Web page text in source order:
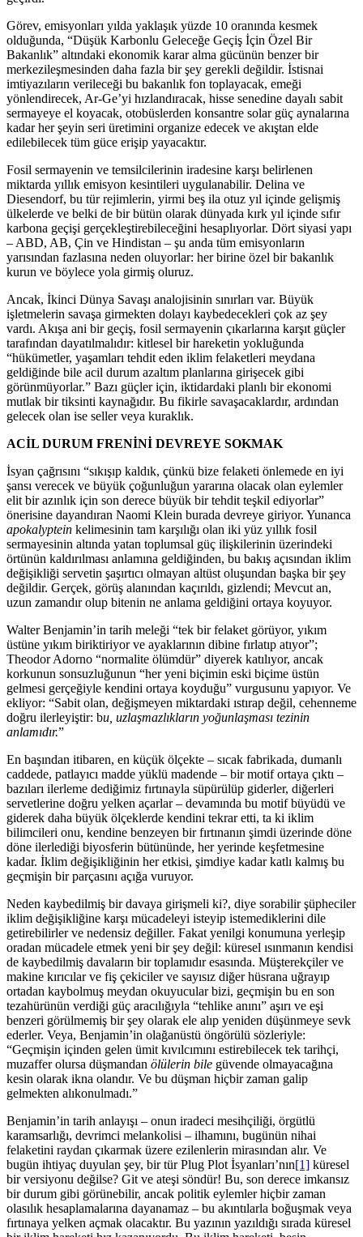
Görev, emisyonları yılda yaklaşık yüzde 10 oranında kesmek
olduğunda, “Düşük Karbonlu Geleceğe Geçiş İçin Özel Bir
Bakanlık” altındaki ekonomik karar alma gücünün benzer bir
merkezileşmesinden daha fazla bir şey gerekli değildir. İstisnai
imtiyazıların verileceği bu bakanlık fon toplayacak, emeği
yönlendirecek, Ar-Ge’yi hızlandıracak, hisse senedine dayalı sabit
sermayeye el koyacak, otobüslerden konsantre solar güç aynalarına
kadar her şeyin seri üretimini organize edecek ve akıştan elde
edilebilecek tüm güce erişip yayacaktır.
Fosil sermayenin ve temsilcilerinin iradesine karşı belirlenen
miktarda yıllık emisyon kesintileri uygulanabilir. Delina ve
Diesendorf, bu tür rejimlerin, yirmi beş ila otuz yıl içinde gelişmiş
ülkelerde ve belki de bir bütün olarak dünyada kırk yıl içinde sıfır
karbona geçişi gerçekleştirebileceğini hesaplıyorlar. Dört siyasi yapı
– ABD, AB, Çin ve Hindistan – şu anda tüm emisyonların
yarısından fazlasına neden oluyorlar: her birine özel bir bakanlık
kurun ve böylece yola girmiş oluruz.
Ancak, İkinci Dünya Savaşı analojisinin sınırları var. Büyük
işletmelerin savaşa girmekten dolayı kaybedecekleri çok az şey
vardı. Akışa ani bir geçiş, fosil sermayenin çıkarlarına karşıt güçler
tarafından dayatılmalıdır: kitlesel bir hareketin yokluğunda
“hükümetler, yaşamları tehdit eden iklim felaketleri meydana
geldiğinde bile acil durum azaltım planlarına girişecek gibi
görünmüyorlar.” Bazı güçler için, iktidardaki planlı bir ekonomi
mutlak bir tiksinti kaynağıdır. Bu fikirle savaşacaklardır, ardından
gelecek olan ise seller veya kuraklık.
ACİL DURUM FRENİNİ DEVREYE SOKMAK
İsyan çağrısını “sıkışıp kaldık, çünkü bize felaketi önlemede en iyi
şansı verecek ve büyük çoğunluğun yararına olacak olan eylemler
elit bir azınlık için son derece büyük bir tehdit teşkil ediyorlar”
önerisine dayandıran Naomi Klein burada devreye giriyor. Yunanca
apokalyptein kelimesinin tam karşılığı olan iki yüz yıllık fosil
sermayesinin altında yatan toplumsal güç ilişkilerinin üzerindeki
örtünün kaldırılması anlamına geldiğinden, bu bakış açısından iklim
değişikliği servetin şaşırtıcı olmayan altüst oluşundan başka bir şey
değildir. Gerçek, görüş alanından kaçırıldı, gizlendi; Mevcut an,
uzun zamandır olup bitenin ne anlama geldiğini ortaya koyuyor.
Walter Benjamin’in tarih meleği “tek bir felaket görüyor, yıkım
üstüne yıkım biriktiriyor ve ayaklarının dibine fırlatıp atıyor”;
Theodor Adorno “normalite ölümdür” diyerek katılıyor, ancak
korkunun sonsuzluğunun “her yeni biçimin eski biçime üstün
gelmesi gerçeğiyle kendini ortaya koyduğu” vurgusunu yapıyor. Ve
ekliyor: “Sabit olan, değişmeyen miktardaki ıstırap değil, cehenneme
doğru ilerleyiştir: bu, uzlaşmazlıkların yoğunlaşması tezinin
anlamıdır.”
En başından itibaren, en küçük ölçekte – sıcak fabrikada, dumanlı
caddede, patlayıcı madde yüklü madende – bir motif ortaya çıktı –
bazıları ilerleme dediğimiz fırtınayla süpürülüp giderler, diğerleri
servetlerine doğru yelken açarlar – devamında bu motif büyüdü ve
giderek daha büyük ölçeklerde kendini tekrar etti, ta ki iklim
bilimcileri onu, kendine benzeyen bir fırtınanın şimdi üzerinde döne
döne ilerlediği biyosferin bütününde, her yerinde keşfetmesine
kadar. İklim değişikliğinin her etkisi, şimdiye kadar katlı kalmış bu
geçmişin bir parçasını açığa vuruyor.
Neden kaybedilmiş bir davaya girişmeli ki?, diye sorabilir şüpheciler
iklim değişikliğine karşı mücadeleyi isteyip istemediklerini dile
getirebilirler ve nedensiz değiller. Fakat yenilgi konumuna yerleşip
oradan mücadele etmek yeni bir şey değil: küresel ısınmanın kendisi
de kaybedilmiş davaların bir toplamıdır esasında. Müşterekçiler ve
makine kırıcılar ve fiş çekiciler ve sayısız diğer hüsrana uğrayıp
ortadan kaybolmuş meydan okuyucular bizi, geçmişin bu en son
tezahürünün verdiği güç aracılığıyla “tehlike anını” aşırı ve eşi
benzeri görülmemiş bir şey olarak ele alıp yeniden düşünmeye sevk
ederler. Veya, Benjamin’in olağanüstü öngörülü sözleriyle:
“Geçmişin içinden gelen ümit kıvılcımını estirebilecek tek tarihçi,
muzaffer olursa düşmandan ölülerin bile güvende olmayacağına
kesin olarak ikna olandır. Ve bu düşman hiçbir zaman galip
gelmekten alıkonulmadı.”
Benjamin’in tarih anlayışı – onun iradeci mesihçiliği, örgütlü
karamsarlığı, devrimci melankolisi – ilhamını, bugünün nihai
felaketini raydan çıkarmak üzere ezilenlerin mirasından alır. Ve
bugün ihtiyaç duyulan şey, bir tür Plug Plot İsyanları’nın[1] küresel
bir versiyonu değilse? Git ve ateşi söndür! Bu, son derece imkansız
bir durum gibi görünebilir, ancak politik eylemler hiçbir zaman
olasılık hesaplamalarına dayanamaz – bu akıntılarla boğuşmak veya
fırtınaya yelken açmak olacaktır. Bu yazının yazıldığı sırada küresel